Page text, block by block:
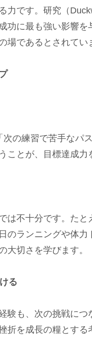
力です。研究（
功に最も強い影響を
場であるとされてい
の練習で苦手なパ
ことが、目標達成力
は不十分です。たと
のランニングや体
大切さを学びます。
る
験も、次の挑戦に
を成長の糧とする